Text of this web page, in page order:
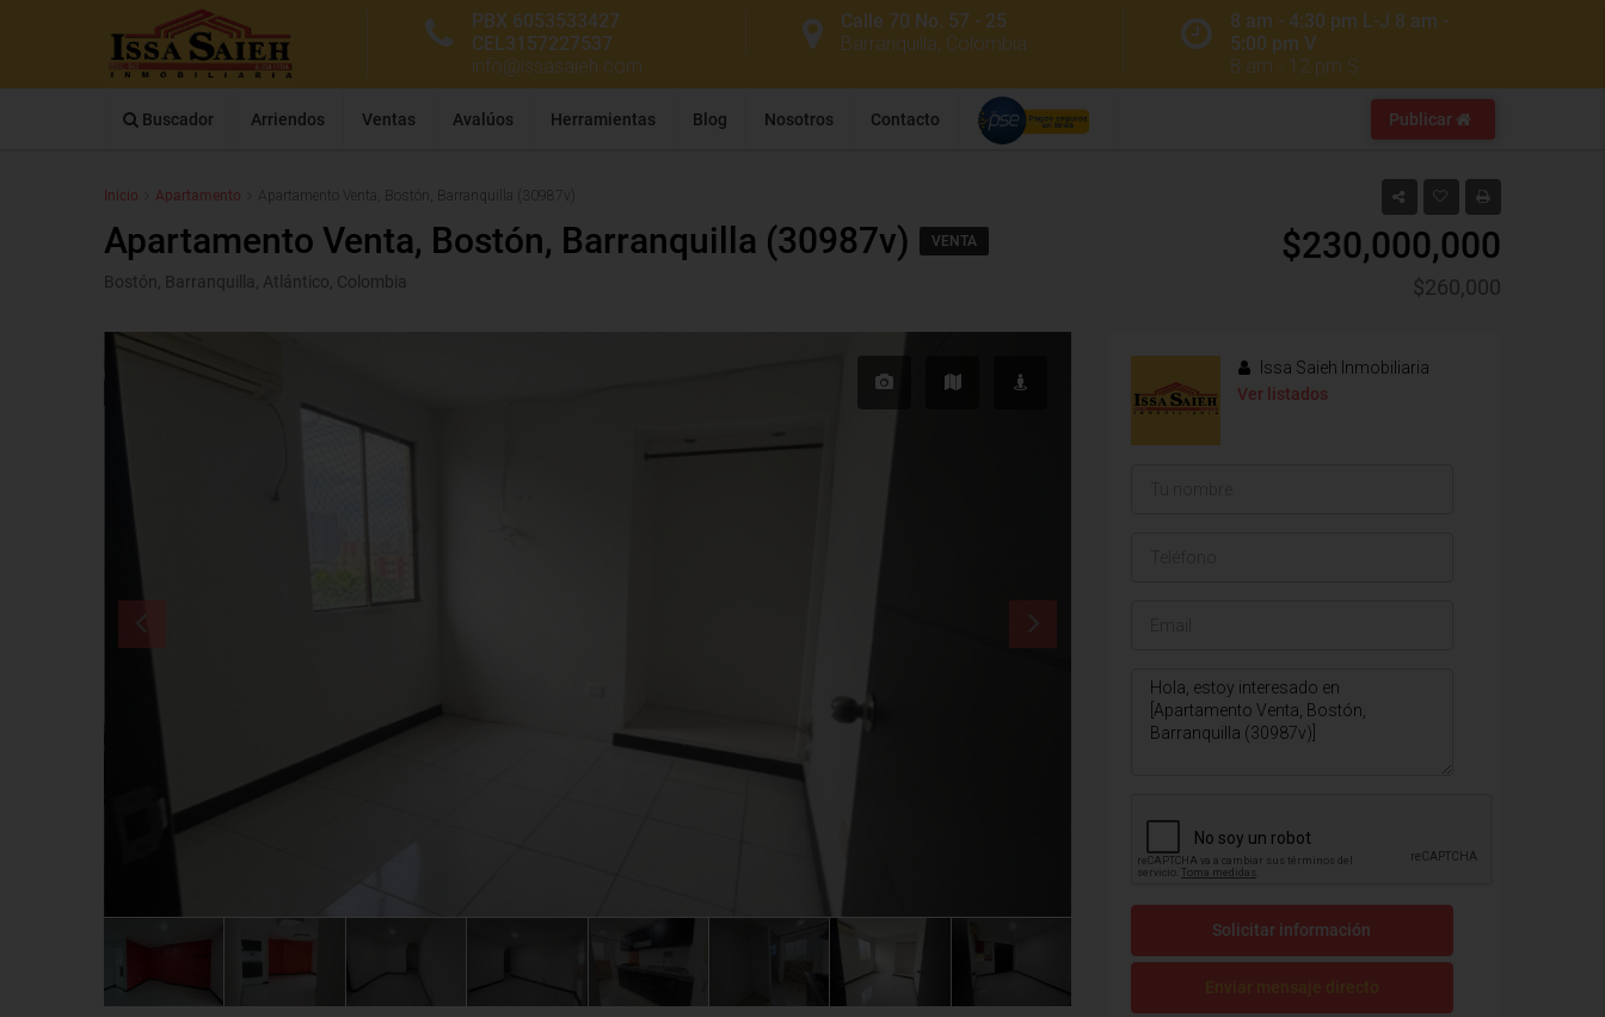
8 am - 4:30 pm L-J 8 am -
5:00 pm V
8 am - 12 pm S
Calle 70 No. 57 - 25
Barranquilla, Colombia
PBX 6053533427
CEL3157227537
info@issasaieh.com
Buscador Arriendos Ventas Avalúos Herramientas Blog Nosotros Contacto Publicar
Inicio Apartamento Apartamento Venta, Bostón, Barranquilla (30987v)
Apartamento Venta, Bostón, Barranquilla (30987v) VENTA
Bostón, Barranquilla, Atlántico, Colombia
$230,000,000
$260,000
Issa Saieh Inmobiliaria
Ver listados
Solicitar información